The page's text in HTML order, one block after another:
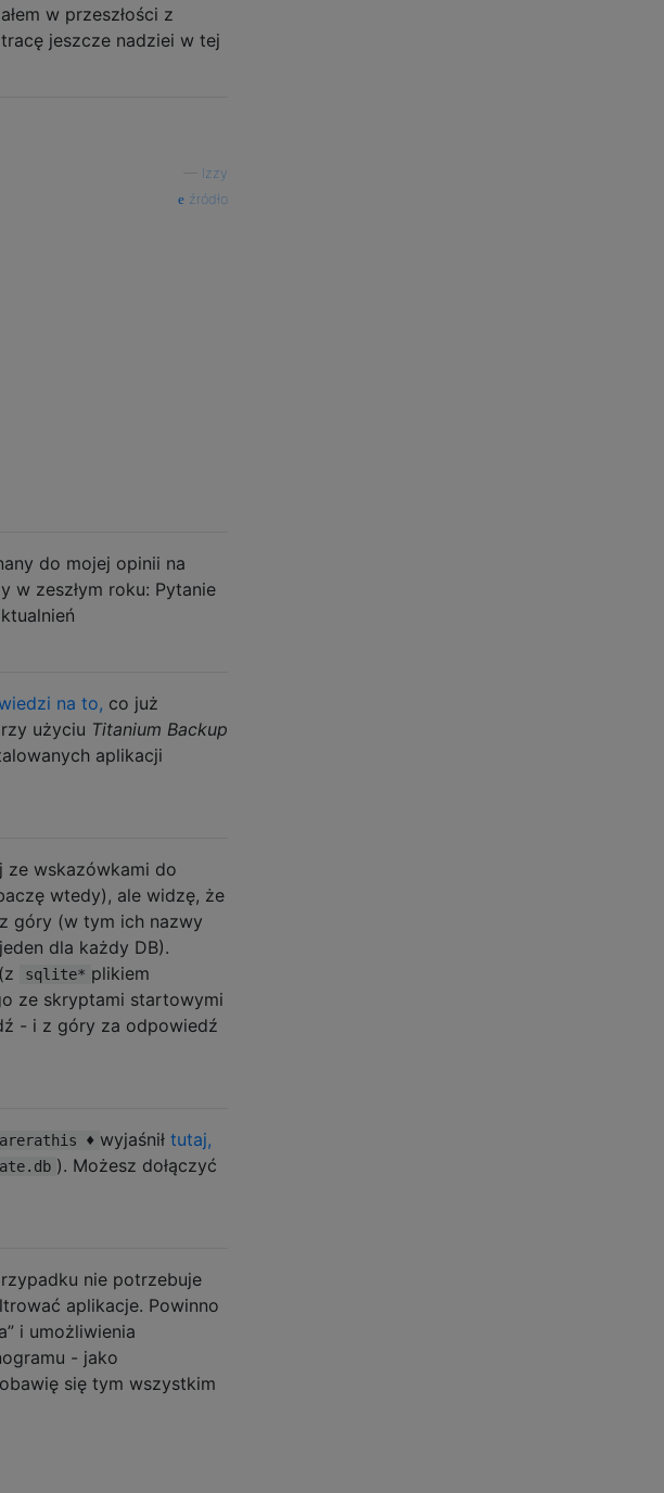
w przeszłości z
jeszcze nadziei w tej
Izzy
źródło
do mojej opinii na
w zeszłym roku: Pytanie
na to, co już
użyciu Titanium Backup
aplikacji
ze wskazówkami do
wtedy), ale widzę, że
góry (w tym ich nazwy
dla każdy DB).
sqlite* plikiem
ze skryptami startowymi
- i z góry za odpowiedź
♦ wyjaśnił tutaj,
). Możesz dołączyć
nie potrzebuje
aplikacje. Powinno
i umożliwienia
- jako
się tym wszystkim